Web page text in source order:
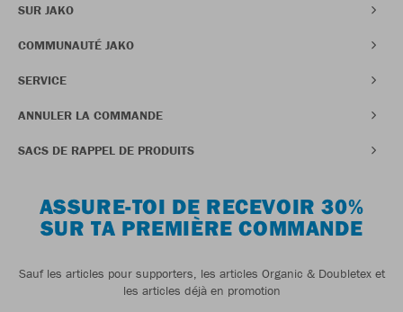
SUR JAKO
COMMUNAUTÉ JAKO
SERVICE
ANNULER LA COMMANDE
SACS DE RAPPEL DE PRODUITS
ASSURE-TOI DE RECEVOIR 30%
SUR TA PREMIÈRE COMMANDE
Sauf les articles pour supporters, les articles Organic & Doubletex et
les articles déjà en promotion